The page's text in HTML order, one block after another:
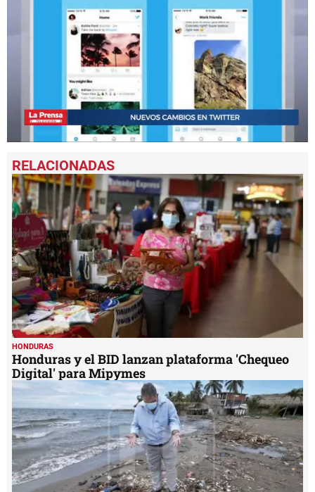
seconds
of
32
seconds
HONDURAS
Honduras y el BID lanzan plataforma 'Chequeo
Digital' para Mipymes